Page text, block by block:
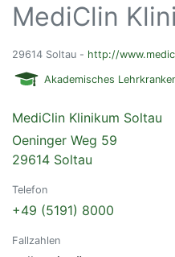
MediClin
29614 Soltau - http://
Akademisches
MediClin Klinikum Soltau
Oeninger Weg 59
29614 Soltau
Telefon
+49 (5191) 8000
Fallzahlen